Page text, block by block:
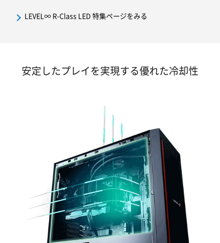
LEVEL∞ R-Class LED 特集ページをみる
安定したプレイを実現する優れた冷却性